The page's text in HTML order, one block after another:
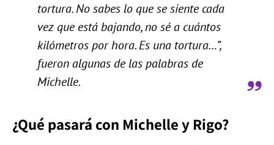
tortura. No sabes lo que se siente cada
vez que está bajando, no sé a cuántos
kilómetros por hora. Es una tortura…”,
fueron algunas de las palabras de
Michelle.
¿Qué pasará con Michelle y Rigo?